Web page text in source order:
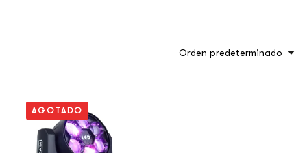
Orden predeterminado
AGOTADO